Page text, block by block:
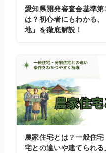
愛知県開発審査会基準第
は？初心者にもわかる、
地」を徹底解説！
農家住宅とは？一般住宅
宅との違いや建てられる